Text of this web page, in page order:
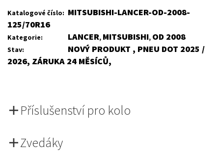
4
663Kč.
3
Katalogové číslo: MITSUBISHI-LANCER-OD-2008-
125/70R16
Kategorie: LANCER, MITSUBISHI, OD 2008
Stav:
NOVÝ PRODUKT , PNEU DOT 2025 /
2026, ZÁRUKA 24 MĚSÍCŮ,
Příslušenství pro kolo
Zvedáky